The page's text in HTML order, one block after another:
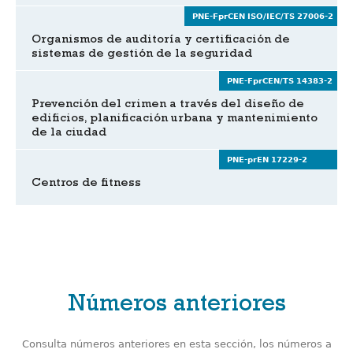
PNE-FprCEN ISO/IEC/TS 27006-2
Organismos de auditoría y certificación de
sistemas de gestión de la seguridad
PNE-FprCEN/TS 14383-2
Prevención del crimen a través del diseño de
edificios, planificación urbana y mantenimiento
de la ciudad
PNE-prEN 17229-2
Centros de fitness
Números anteriores
Consulta números anteriores en esta sección, los números a